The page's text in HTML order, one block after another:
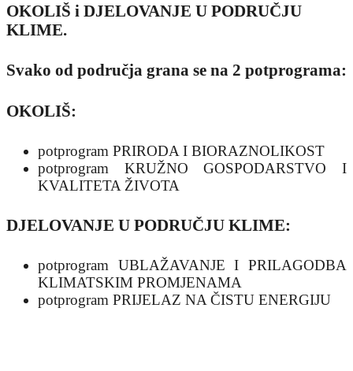
OKOLIŠ i DJELOVANJE U PODRUČJU
KLIME.
Svako od područja grana se na 2 potprograma:
OKOLIŠ:
potprogram PRIRODA I BIORAZNOLIKOST
potprogram KRUŽNO GOSPODARSTVO I
KVALITETA ŽIVOTA
DJELOVANJE U PODRUČJU KLIME:
potprogram UBLAŽAVANJE I PRILAGODBA
KLIMATSKIM PROMJENAMA
potprogram PRIJELAZ NA ČISTU ENERGIJU